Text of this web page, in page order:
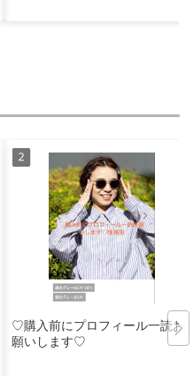
♡購入前にプロフィール一読お
願いします♡